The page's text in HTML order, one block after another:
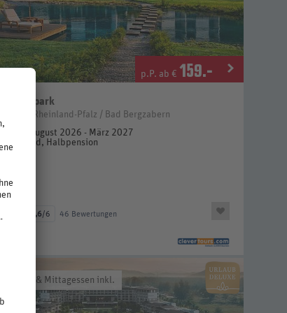
p.P. ab € 159.-
Luisenpark
/ Rheinland-Pfalz / Bad Bergzabern
August 2026 - März 2027
Standard, Halbpension
4,6/6 46 Bewertungen
& Mittagessen inkl.